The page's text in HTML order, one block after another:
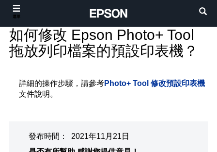
如何修改 Epson Photo+ Tool
拖放列印檔案的預設印表機？
詳細的操作步驟，請參考Photo+ Tool 修改預設印表機
文件說明。
發布時間： 2021年11月21日